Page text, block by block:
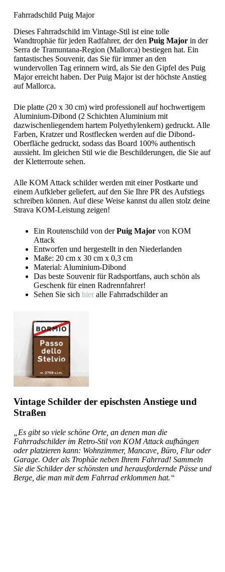
Fahrradschild Puig Major
Dieses Fahrradschild im Vintage-Stil ist eine tolle
Wandtrophäe für jeden Radfahrer, der den Puig Majorin der
Serra de Tramuntana-Region (Mallorca) bestiegen hat. Ein
fantastisches Souvenir, das Sie für immer an den
wundervollen Tag erinnern wird, als Sie den Gipfel des Puig
Major erreicht haben. Der Puig Major ist der höchste Anstieg
auf Mallorca.
Die platte (20 x 30 cm) wird professionell auf hochwertigem
Aluminium-Dibond (2 Schichten Aluminium mit
dazwischenliegendem hartem Polyethylenkern) gedruckt. Alle
Farben, Kratzer und Rostflecken werden auf die Dibond-
Oberfläche gedruckt, sodass das Board 100% authentisch
aussieht. Im gleichen Stil wie die Beschilderungen, die Sie auf
der Kletterroute sehen.
Alle KOM Attack schilder werden mit einer Postkarte und
einem Aufkleber geliefert, auf den Sie Ihre PR des Aufstiegs
schreiben können. Auf diese Weise kannst du allen stolz deine
Strava KOM-Leistung zeigen!
Ein Routenschild von derPuig Majorvon KOM
Attack
Entworfen und hergestellt in den Niederlanden
Maße: 20 cm x 30 cm x 0,3 cm
Material: Aluminium-Dibond
Das beste Souvenir für Radsportfans, auch schön als
Geschenk für einen Radrennfahrer!
Sehen Sie sich hieralle Fahrradschilder an
Vintage Schilder der epischsten Anstiege und
Straßen
„Es gibt so viele schöne Orte, an denen man die
Fahrradschilder im Retro-Stil von KOM Attack aufhängen
oder platzieren kann: Wohnzimmer, Mancave, Büro, Flur oder
Garage. Oder als Trophäe neben Ihrem Fahrrad! Sammeln
Sie die Schilder der schönsten und herausfordernde Pässe und
Berge, die man mit dem Fahrrad erklommen hat.“